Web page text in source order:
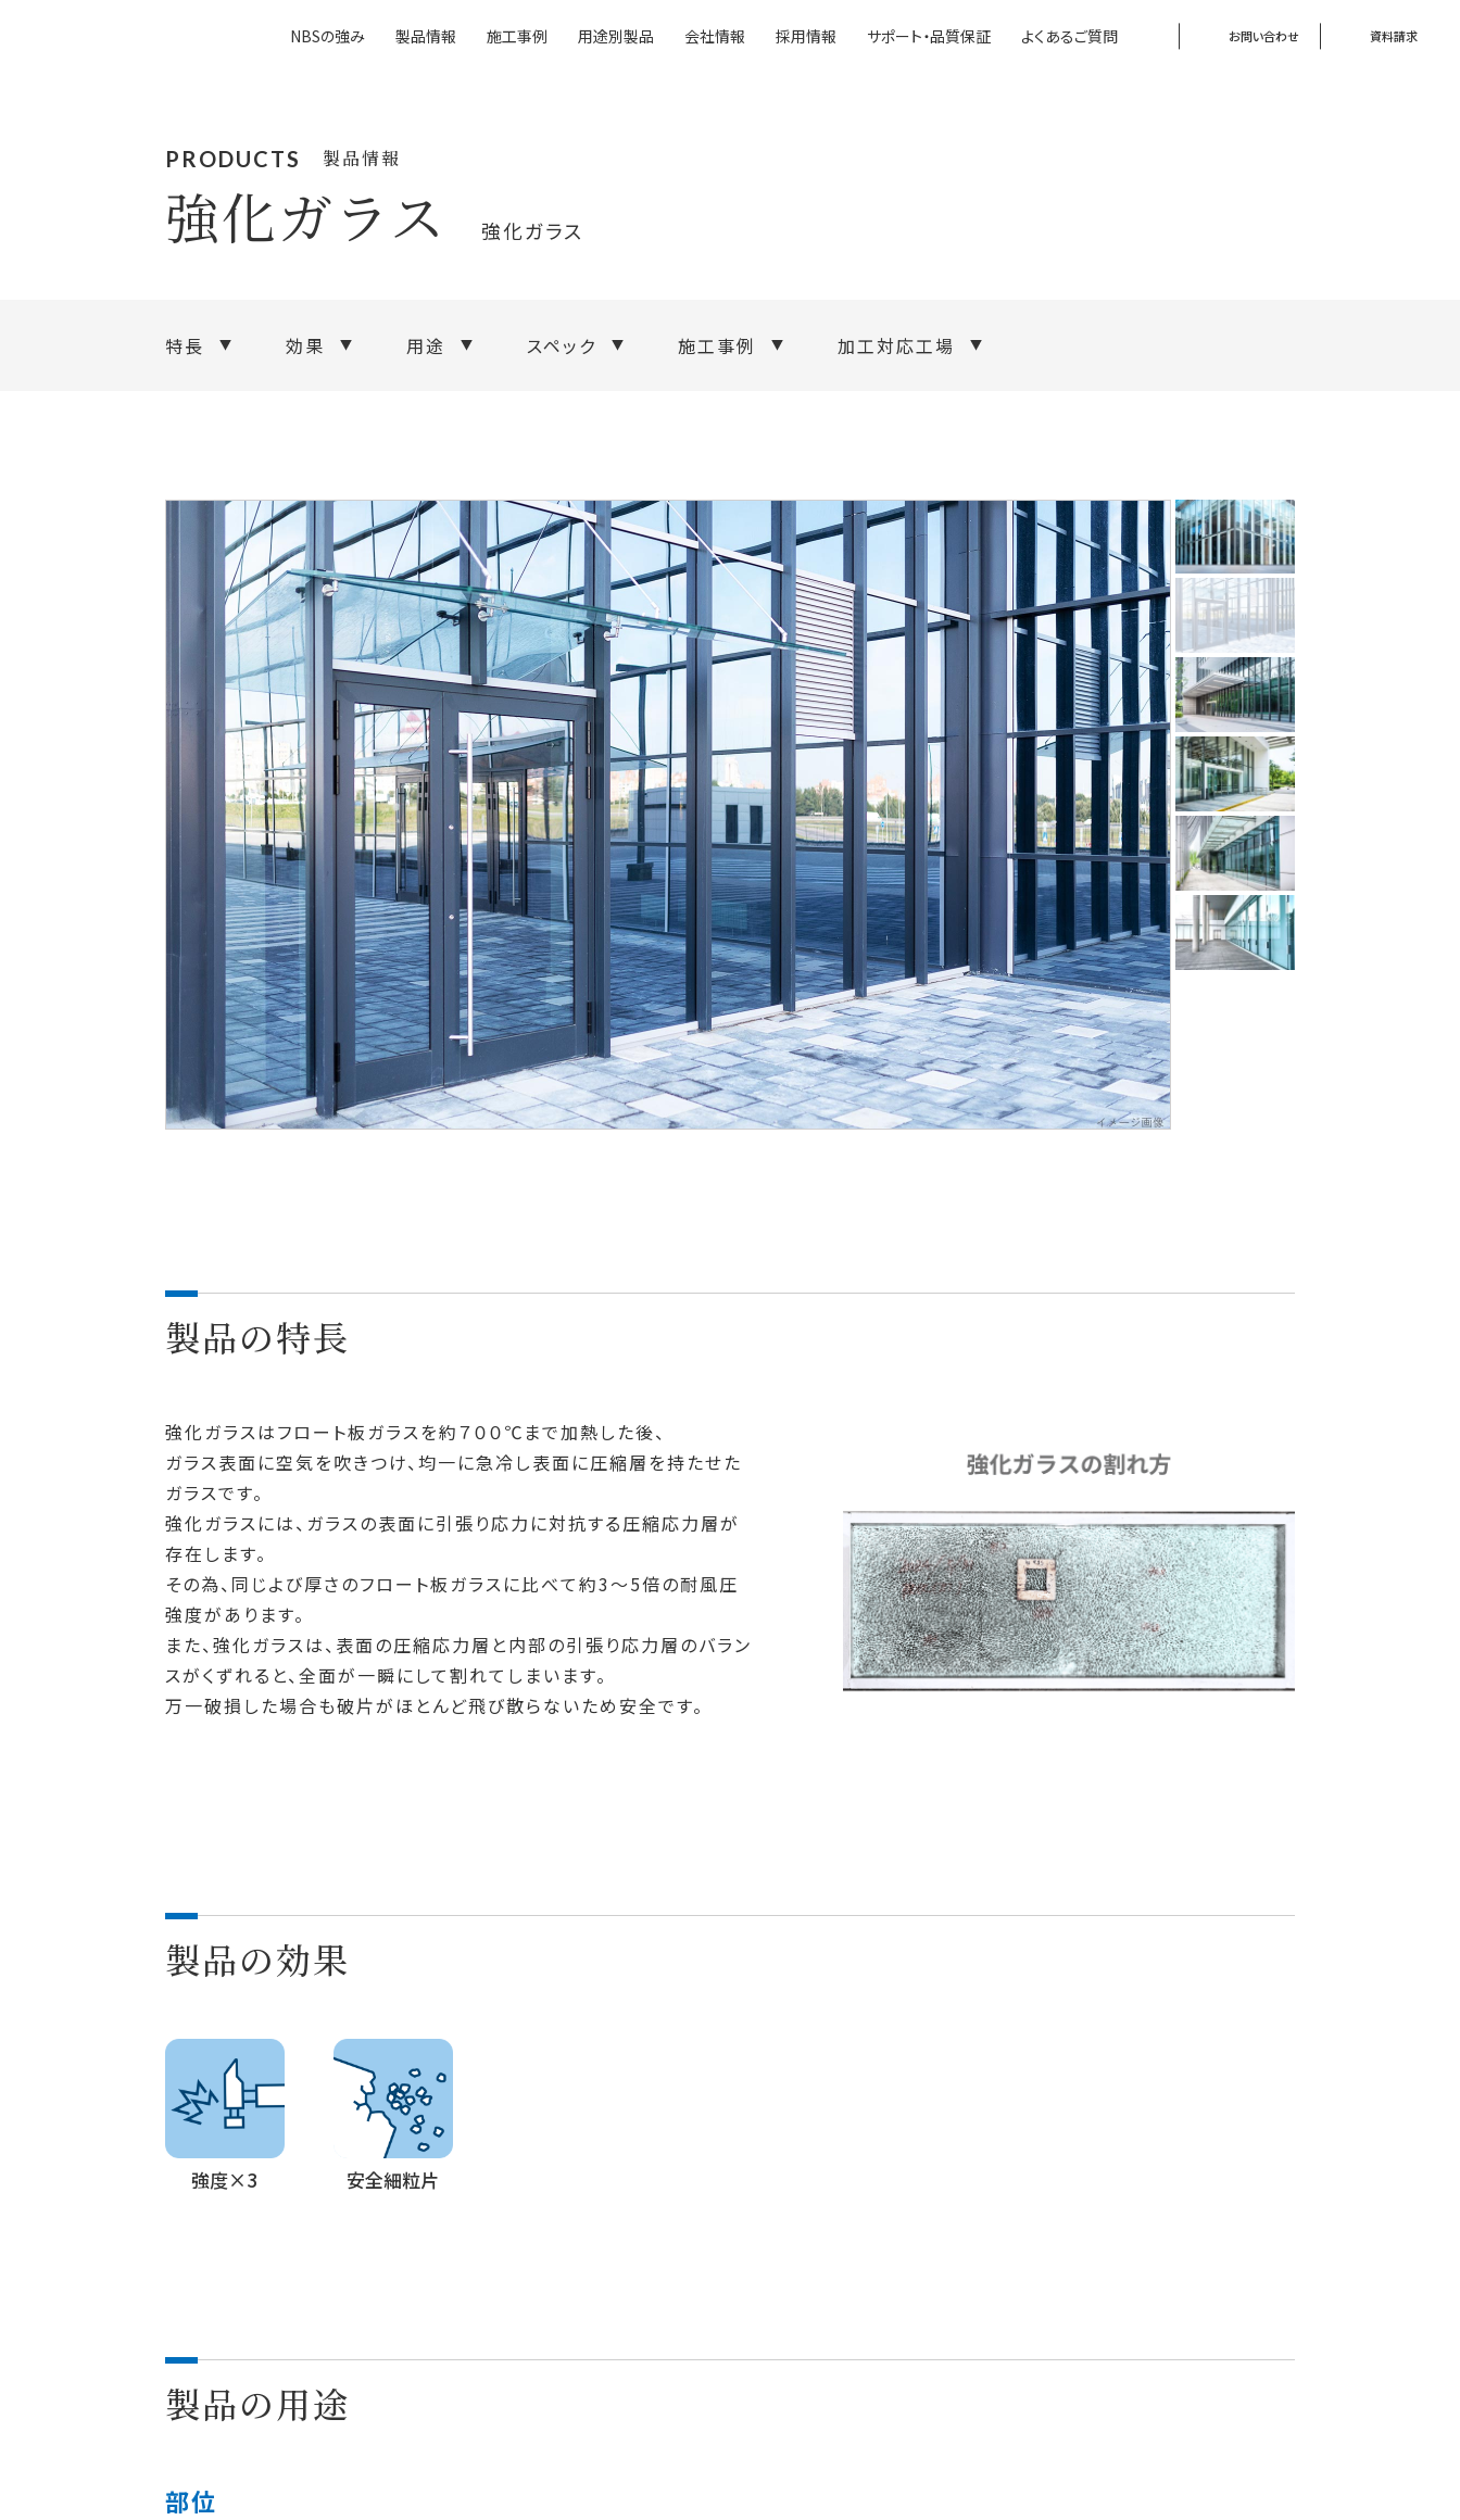
NBSの強み 製品情報 施工事例 用途別製品 会社情報 採用情報 サポート・品質保証 よくあるご質問 資料請求
お問い合わせ
PRODUCTS 製品情報
強化ガラス 強化ガラス
特長 効果 用途 スペック 施工事例 加工対応工場
製品の特長
強化ガラスはフロート板ガラスを約７００℃まで加熱した後、
ガラス表面に空気を吹きつけ、均一に急冷し表面に圧縮層を持たせた
ガラスです。
強化ガラスには、ガラスの表面に引張り応力に対抗する圧縮応力層が
存在します。
その為、同じよび厚さのフロート板ガラスに比べて約3～5倍の耐風圧
強度があります。
また、強化ガラスは、表面の圧縮応力層と内部の引張り応力層のバラン
スがくずれると、全面が一瞬にして割れてしまいます。
万一破損した場合も破片がほとんど飛び散らないため安全です。
製品の効果
強度×3 安全細粒片
製品の用途
部位